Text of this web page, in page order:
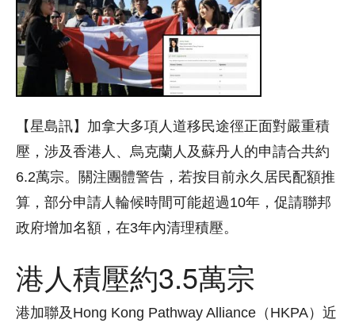
【星島訊】加拿大多項人道移民途徑正面對嚴重積
壓，涉及香港人、烏克蘭人及蘇丹人的申請合共約
6.2萬宗。關注團體警告，若按目前永久居民配額推
算，部分申請人輪候時間可能超過10年，促請聯邦
政府增加名額，在3年內清理積壓。
港人積壓約3.5萬宗
港加聯及Hong Kong Pathway Alliance（HKPA）近